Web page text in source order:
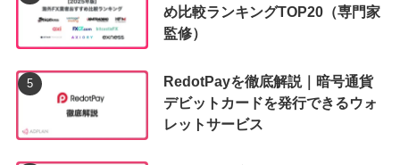
め比較ランキングTOP20（専門家
監修）
RedotPayを徹底解説｜暗号通貨
デビットカードを発行できるウォ
レットサービス